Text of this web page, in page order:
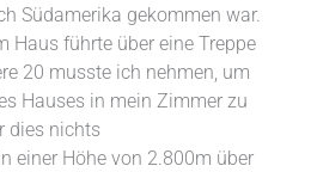
Südamerika gekommen war.
Haus führte über eine Treppe
20 musste ich nehmen, um
Hauses in mein Zimmer zu
dies nichts
einer Höhe von 2.800m über